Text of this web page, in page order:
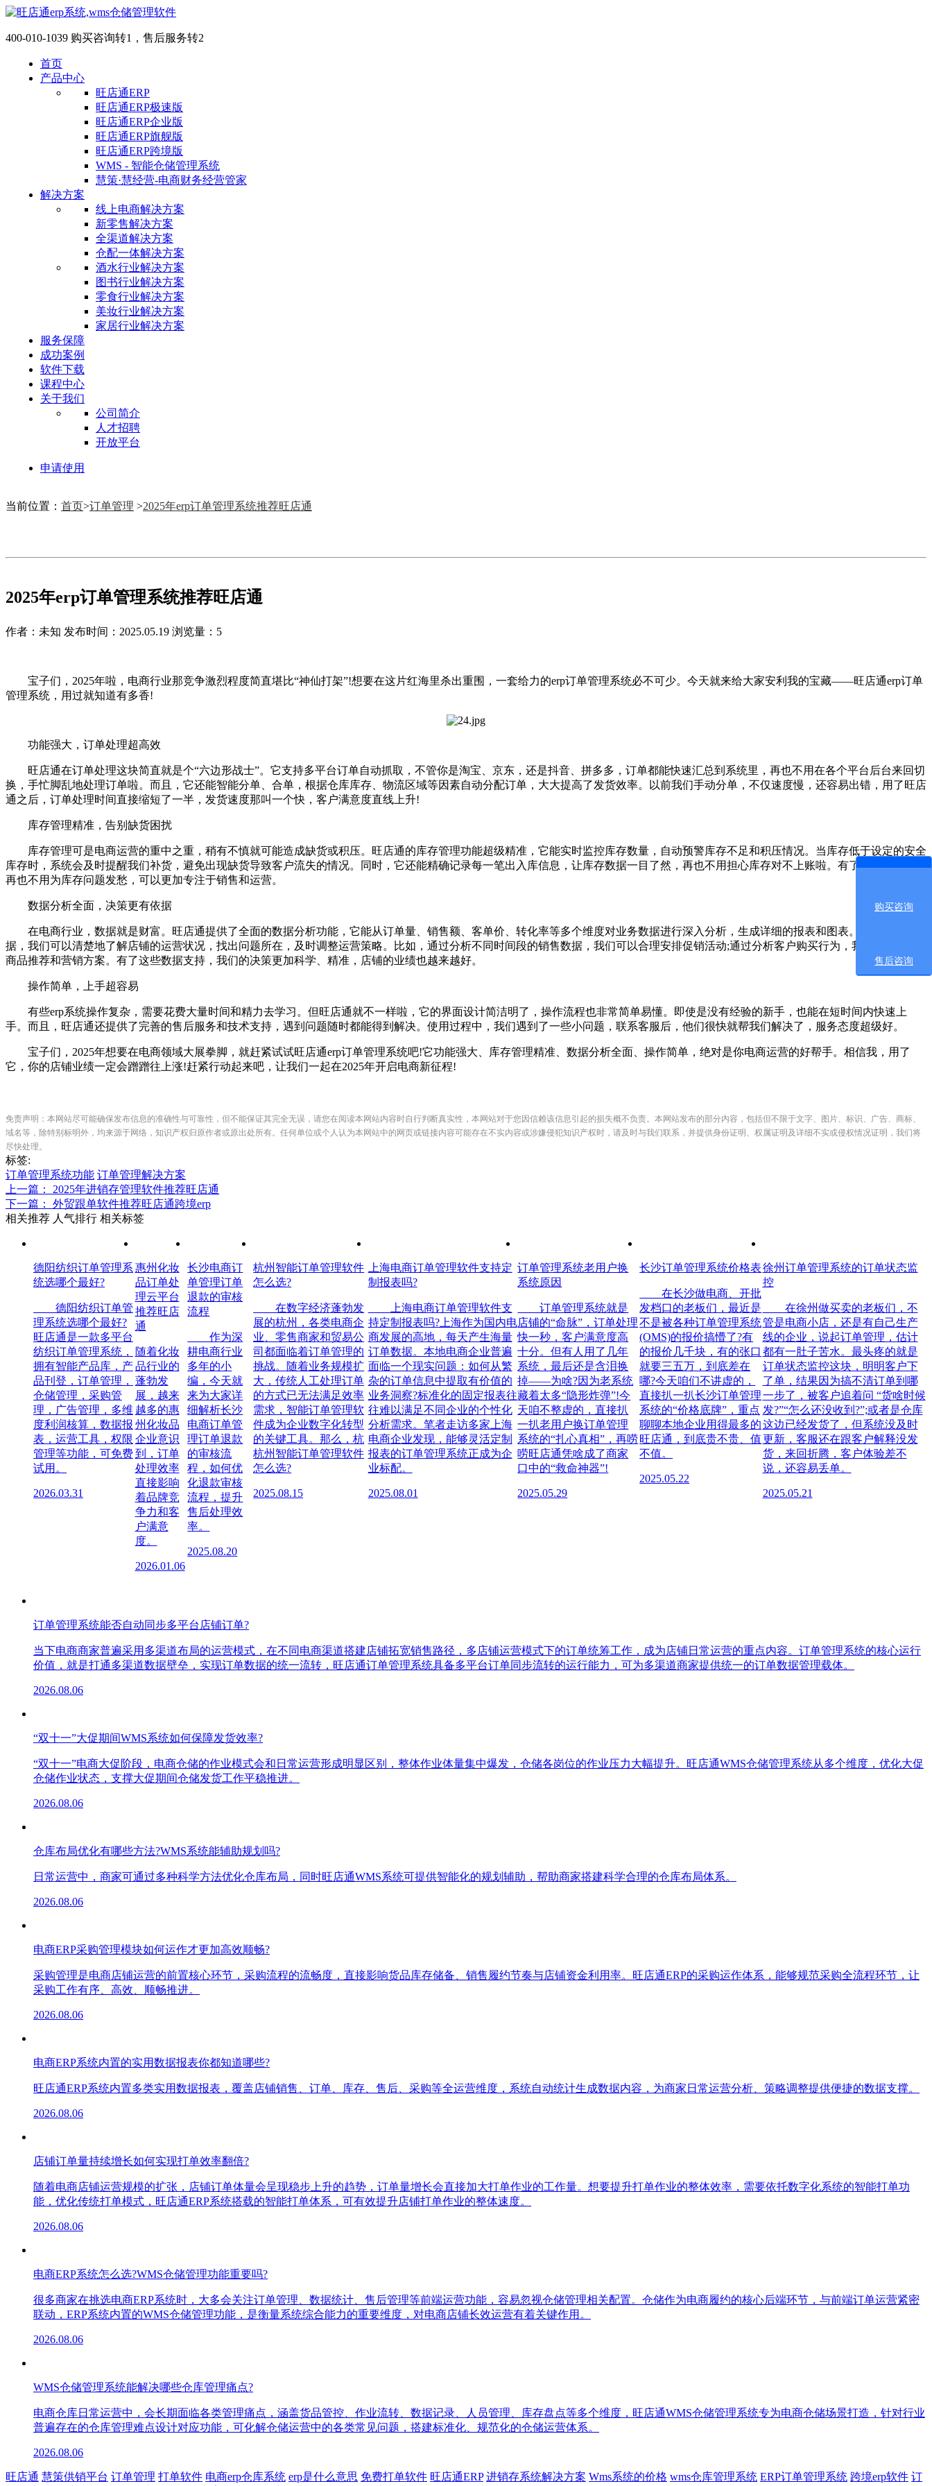
400-010-1039 购买咨询转1，售后服务转2
首页
产品中心
旺店通ERP
旺店通ERP极速版
旺店通ERP企业版
旺店通ERP旗舰版
旺店通ERP跨境版
WMS - 智能仓储管理系统
慧策·慧经营-电商财务经营管家
解决方案
线上电商解决方案
新零售解决方案
全渠道解决方案
仓配一体解决方案
酒水行业解决方案
图书行业解决方案
零食行业解决方案
美妆行业解决方案
家居行业解决方案
服务保障
成功案例
软件下载
课程中心
关于我们
公司简介
人才招聘
开放平台
申请使用
当前位置： 首页>订单管理 >2025年erp订单管理系统推荐旺店通
2025年erp订单管理系统推荐旺店通
作者：未知 发布时间：2025.05.19 浏览量：5
宝子们，2025年啦，电商行业那竞争激烈程度简直堪比“神仙打架”!想要在这片红海里杀出重围，一套给力的erp订单管理系统必不可少。今天就来给大家安利我的宝藏——旺店通erp订单
管理系统，用过就知道有多香!
功能强大，订单处理超高效
旺店通在订单处理这块简直就是个“六边形战士”。它支持多平台订单自动抓取，不管你是淘宝、京东，还是抖音、拼多多，订单都能快速汇总到系统里，再也不用在各个平台后台来回切
换，手忙脚乱地处理订单啦。而且，它还能智能分单、合单，根据仓库库存、物流区域等因素自动分配订单，大大提高了发货效率。以前我们手动分单，不仅速度慢，还容易出错，用了旺店
通之后，订单处理时间直接缩短了一半，发货速度那叫一个快，客户满意度直线上升!
库存管理精准，告别缺货困扰
库存管理可是电商运营的重中之重，稍有不慎就可能造成缺货或积压。旺店通的库存管理功能超级精准，它能实时监控库存数量，自动预警库存不足和积压情况。当库存低于设定的安全
库存时，系统会及时提醒我们补货，避免出现缺货导致客户流失的情况。同时，它还能精确记录每一笔出入库信息，让库存数据一目了然，再也不用担心库存对不上账啦。有了旺店通，我们
再也不用为库存问题发愁，可以更加专注于销售和运营。
数据分析全面，决策更有依据
在电商行业，数据就是财富。旺店通提供了全面的数据分析功能，它能从订单量、销售额、客单价、转化率等多个维度对业务数据进行深入分析，生成详细的报表和图表。通过这些数
据，我们可以清楚地了解店铺的运营状况，找出问题所在，及时调整运营策略。比如，通过分析不同时间段的销售数据，我们可以合理安排促销活动;通过分析客户购买行为，我们可以优化
商品推荐和营销方案。有了这些数据支持，我们的决策更加科学、精准，店铺的业绩也越来越好。
操作简单，上手超容易
有些erp系统操作复杂，需要花费大量时间和精力去学习。但旺店通就不一样啦，它的界面设计简洁明了，操作流程也非常简单易懂。即使是没有经验的新手，也能在短时间内快速上
手。而且，旺店通还提供了完善的售后服务和技术支持，遇到问题随时都能得到解决。使用过程中，我们遇到了一些小问题，联系客服后，他们很快就帮我们解决了，服务态度超级好。
宝子们，2025年想要在电商领域大展拳脚，就赶紧试试旺店通erp订单管理系统吧!它功能强大、库存管理精准、数据分析全面、操作简单，绝对是你电商运营的好帮手。相信我，用了
它，你的店铺业绩一定会蹭蹭往上涨!赶紧行动起来吧，让我们一起在2025年开启电商新征程!
免责声明：本网站尽可能确保发布信息的准确性与可靠性，但不能保证其完全无误，请您在阅读本网站内容时自行判断真实性，本网站对于您因信赖该信息引起的损失概不负责。本网站发布的部分内容，包括但不限于文字、图片、标识、广告、商标、
域名等，除特别标明外，均来源于网络，知识产权归原作者或原出处所有。任何单位或个人认为本网站中的网页或链接内容可能存在不实内容或涉嫌侵犯知识产权时，请及时与我们联系，并提供身份证明、权属证明及详细不实或侵权情况证明，我们将
尽快处理。
标签:
订单管理系统功能 订单管理解决方案
上一篇： 2025年进销存管理软件推荐旺店通
下一篇： 外贸跟单软件推荐旺店通跨境erp
相关推荐 人气排行 相关标签
德阳纺织订单管理系
统选哪个最好?
德阳纺织订单管
理系统选哪个最好?
旺店通是一款多平台
纺织订单管理系统，
拥有智能产品库，产
品刊登，订单管理，
仓储管理，采购管
理，广告管理，多维
度利润核算，数据报
表，运营工具，权限
管理等功能，可免费
试用。
2026.03.31
惠州化妆
品订单处
理云平台
推荐旺店
通
随着化妆
品行业的
蓬勃发
展，越来
越多的惠
州化妆品
企业意识
到，订单
处理效率
直接影响
着品牌竞
争力和客
户满意
度。
2026.01.06
长沙电商订
单管理订单
退款的审核
流程
作为深
耕电商行业
多年的小
编，今天就
来为大家详
细解析长沙
电商订单管
理订单退款
的审核流
程，如何优
化退款审核
流程，提升
售后处理效
率。
2025.08.20
杭州智能订单管理软件
怎么选?
在数字经济蓬勃发
展的杭州，各类电商企
业、零售商家和贸易公
司都面临着订单管理的
挑战。随着业务规模扩
大，传统人工处理订单
的方式已无法满足效率
需求，智能订单管理软
件成为企业数字化转型
的关键工具。那么，杭
杭州智能订单管理软件
怎么选?
2025.08.15
上海电商订单管理软件支持定
制报表吗?
上海电商订单管理软件支
持定制报表吗?上海作为国内电
商发展的高地，每天产生海量
订单数据。本地电商企业普遍
面临一个现实问题：如何从繁
杂的订单信息中提取有价值的
业务洞察?标准化的固定报表往
往难以满足不同企业的个性化
分析需求。笔者走访多家上海
电商企业发现，能够灵活定制
报表的订单管理系统正成为企
业标配。
2025.08.01
订单管理系统老用户换
系统原因
订单管理系统就是
店铺的“命脉”，订单处理
快一秒，客户满意度高
十分。但有人用了几年
系统，最后还是含泪换
掉——为啥?因为老系统
藏着太多“隐形炸弹”!今
天咱不整虚的，直接扒
一扒老用户换订单管理
系统的“扎心真相”，再唠
唠旺店通凭啥成了商家
口中的“救命神器”!
2025.05.29
长沙订单管理系统价格表
在长沙做电商、开批
发档口的老板们，最近是
不是被各种订单管理系统
(OMS)的报价搞懵了?有
的报价几千块，有的张口
就要三五万，到底差在
哪?今天咱们不讲虚的，
直接扒一扒长沙订单管理
系统的“价格底牌”，重点
聊聊本地企业用得最多的
旺店通，到底贵不贵、值
不值。
2025.05.22
徐州订单管理系统的订单状态监
控
在徐州做买卖的老板们，不
管是电商小店，还是有自己生产
线的企业，说起订单管理，估计
都有一肚子苦水。最头疼的就是
订单状态监控这块，明明客户下
了单，结果因为搞不清订单到哪
一步了，被客户追着问 “货啥时候
发?”“怎么还没收到?”;或者是仓库
这边已经发货了，但系统没及时
更新，客服还在跟客户解释没发
货，来回折腾，客户体验差不
说，还容易丢单。
2025.05.21
订单管理系统能否自动同步多平台店铺订单?
当下电商商家普遍采用多渠道布局的运营模式，在不同电商渠道搭建店铺拓宽销售路径，多店铺运营模式下的订单统筹工作，成为店铺日常运营的重点内容。订单管理系统的核心运行
价值，就是打通多渠道数据壁垒，实现订单数据的统一流转，旺店通订单管理系统具备多平台订单同步流转的运行能力，可为多渠道商家提供统一的订单数据管理载体。
2026.08.06
“双十一”大促期间WMS系统如何保障发货效率?
“双十一”电商大促阶段，电商仓储的作业模式会和日常运营形成明显区别，整体作业体量集中爆发，仓储各岗位的作业压力大幅提升。旺店通WMS仓储管理系统从多个维度，优化大促
仓储作业状态，支撑大促期间仓储发货工作平稳推进。
2026.08.06
仓库布局优化有哪些方法?WMS系统能辅助规划吗?
日常运营中，商家可通过多种科学方法优化仓库布局，同时旺店通WMS系统可提供智能化的规划辅助，帮助商家搭建科学合理的仓库布局体系。
2026.08.06
电商ERP采购管理模块如何运作才更加高效顺畅?
采购管理是电商店铺运营的前置核心环节，采购流程的流畅度，直接影响货品库存储备、销售履约节奏与店铺资金利用率。旺店通ERP的采购运作体系，能够规范采购全流程环节，让
采购工作有序、高效、顺畅推进。
2026.08.06
电商ERP系统内置的实用数据报表你都知道哪些?
旺店通ERP系统内置多类实用数据报表，覆盖店铺销售、订单、库存、售后、采购等全运营维度，系统自动统计生成数据内容，为商家日常运营分析、策略调整提供便捷的数据支撑。
2026.08.06
店铺订单量持续增长如何实现打单效率翻倍?
随着电商店铺运营规模的扩张，店铺订单体量会呈现稳步上升的趋势，订单量增长会直接加大打单作业的工作量。想要提升打单作业的整体效率，需要依托数字化系统的智能打单功
能，优化传统打单模式，旺店通ERP系统搭载的智能打单体系，可有效提升店铺打单作业的整体速度。
2026.08.06
电商ERP系统怎么选?WMS仓储管理功能重要吗?
很多商家在挑选电商ERP系统时，大多会关注订单管理、数据统计、售后管理等前端运营功能，容易忽视仓储管理相关配置。仓储作为电商履约的核心后端环节，与前端订单运营紧密
联动，ERP系统内置的WMS仓储管理功能，是衡量系统综合能力的重要维度，对电商店铺长效运营有着关键作用。
2026.08.06
WMS仓储管理系统能解决哪些仓库管理痛点?
电商仓库日常运营中，会长期面临各类管理痛点，涵盖货品管控、作业流转、数据记录、人员管理、库存盘点等多个维度，旺店通WMS仓储管理系统专为电商仓储场景打造，针对行业
普遍存在的仓库管理难点设计对应功能，可化解仓储运营中的各类常见问题，搭建标准化、规范化的仓储运营体系。
2026.08.06
旺店通 慧策供销平台 订单管理 打单软件 电商erp仓库系统 erp是什么意思 免费打单软件 旺店通ERP 进销存系统解决方案 Wms系统的价格 wms仓库管理系统 ERP订单管理系统 跨境erp软件 订
购买咨询
售后咨询